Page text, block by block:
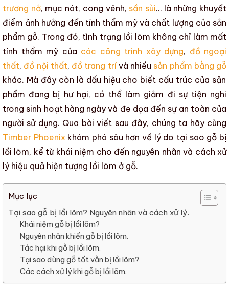
trương nở, mục nát, cong vênh, sần sùi… là những khuyết
điểm ảnh hưởng đến tính thẩm mỹ và chất lượng của sản
phẩm gỗ. Trong đó, tình trạng l ồi lõm không chỉ làm mất
tính thẩm mỹ của các công trình xây dựng, đồ ngoại
thất, đồ nội thất, đồ trang trí và nhiều sản phẩm bằng gỗ
khác. Mà đây còn là dấu hiệu cho biết cấu trúc của sản
phẩm đang bị hư hại, có thể làm giảm đi sự tiện nghi
trong sinh hoạt hàng ngày và đe dọa đến sự an toàn của
người sử dụng. Qua bài viết sau đây, chúng ta hãy cùng
Timber Phoenix khám phá sâu hơn về lý do tại sao gỗ bị
lồi lõm, kể từ khái niệm cho đến nguyên nhân và cách xử
lý hiệu quả hiện tượng lồi lõm ở gỗ.
Mục lục
Tại sao gỗ bị lồi lõm? Nguyên nhân và cách xử lý.
Khái niệm gỗ bị lồi lõm?
Nguyên nhân khiến gỗ bị lồi lõm.
Tác hại khi gỗ bị lồi lõm.
Tại sao dùng gỗ tốt vẫn bị lồi lõm?
Các cách xử lý khi gỗ bị lồi lõm.